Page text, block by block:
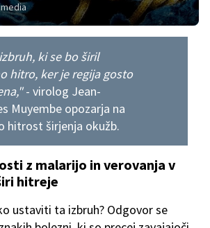
ki se bo širil
hitro, ker je regija gosto
- virolog Jean-
Muyembe opozarja na
hitrost širjenja okužb.
z malarijo in verovanja v
hitreje
ustaviti ta izbruh? Odgovor se